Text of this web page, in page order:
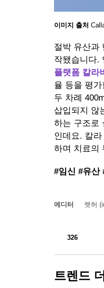
이미지 출처
절박 유산과
작됐습니다.
플랫폼 칼라
율 등을 평
두 차례
삽입되지 않
하는 구조로
인데요. 칼
하며 치료의
#임신 #유산
326
에디터 렛허
트렌드